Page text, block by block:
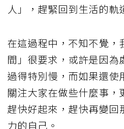
人」，趕緊回到生活的軌
在這過程中，不知不覺，
間」很要求，或許是因為
過得特別慢，而如果還使
關注大家在做些什麼事，
趕快好起來，趕快再變回
力的自己。